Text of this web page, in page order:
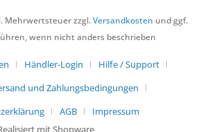
Mehrwertsteuer zzgl.Versandkosten und ggf.
wenn nicht anders beschrieben
Händler-Login
Hilfe / Support
und Zahlungsbedingungen
AGB
Impressum
mit Shopware